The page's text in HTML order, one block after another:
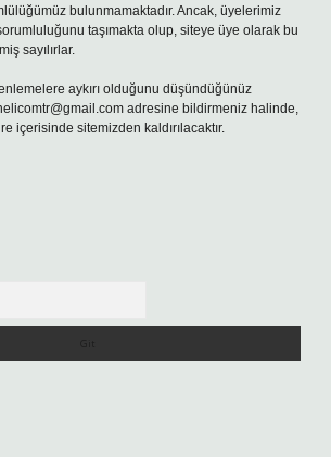
bulunmamaktadır. Ancak, üyelerimiz
taşımakta olup, siteye üye olarak bu
sayılırlar.
aykırı olduğunu düşündüğünüz
adresine bildirmeniz halinde,
içerisinde sitemizden kaldırılacaktır.